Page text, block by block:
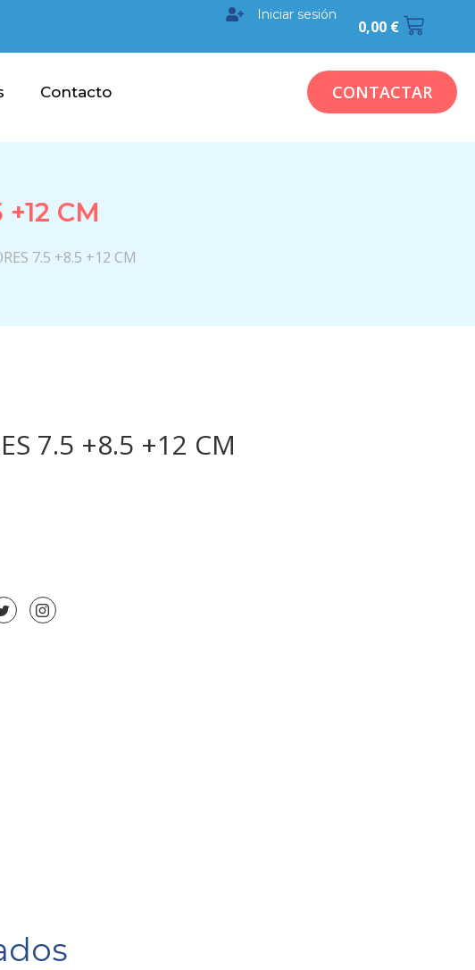
0,00 €
Iniciar sesión
Contacto CONTACTAR
CM
7.5 +8.5 +12 CM
7.5 +8.5 +12 CM